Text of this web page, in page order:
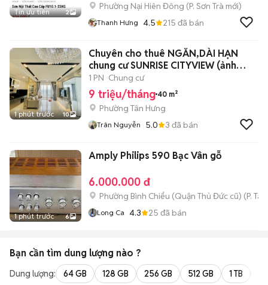
Tin ưu tiên 2
Phường Nại Hiên Đông (P. Sơn Trà mới)
Thanh Hưng 4.5 215 đã bán
1 phút trước 10
Chuyên cho thuê NGẮN,DÀI HẠN
chung cư SUNRISE CITYVIEW (ảnh
minh hoạ)
1 PN Chung cư
9 triệu/tháng 40 m²
Phường Tân Hưng
Trân Nguyễn 5.0 3 đã bán
1 phút trước 6
Amply Philips 590 Bạc Vân gỗ
6.000.000 đ
Phường Bình Chiểu (Quận Thủ Đức cũ) (P.
Long Ca 4.3 25 đã bán
Bạn cần tìm dung lượng nào ?
Dung lượng: 64 GB 128 GB 256 GB 512 GB 1 TB